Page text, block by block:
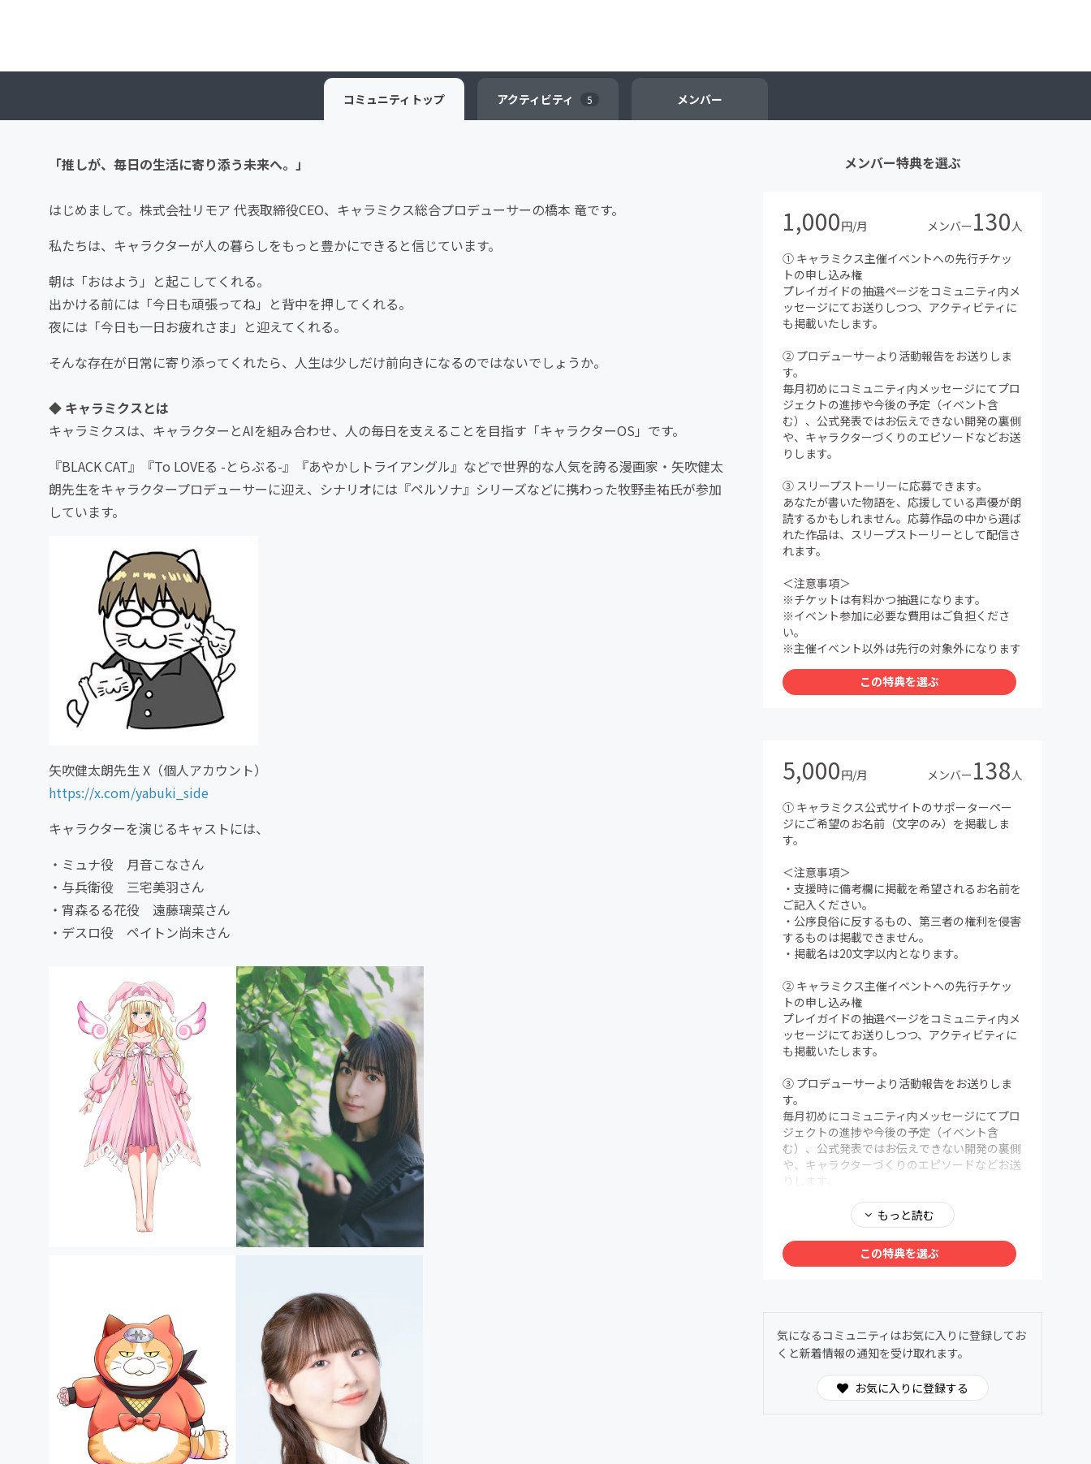
コミュニティ トップ アクティビティ 5 メンバー
「推しが、毎日の生活に寄り添う未来へ。」
はじめまして。株式会社リモア 代表取締役CEO、キャラミクス総合プロデューサーの橋本 竜です。
私たちは、キャラクターが人の暮らしをもっと豊かにできると信じています。
朝は「おはよう」と起こしてくれる。
出かける前には「今日も頑張ってね」と背中を押してくれる。
夜には「今日も一日お疲れさま」と迎えてくれる。
そんな存在が日常に寄り添ってくれたら、人生は少しだけ前向きになるのではないでしょうか。
◆ キャラミクスとは
キャラミクスは、キャラクターとAIを組み合わせ、人の毎日を支えることを目指す「キャラクターOS」です。
『BLACK CAT』『To LOVEる -とらぶる-』『あやかしトライアングル』などで世界的な人気を誇る漫画家・矢吹健太
朗先生をキャラクタープロデューサーに迎え、シナリオには『ペルソナ』シリーズなどに携わった牧野圭祐氏が参加
しています。
矢吹健太朗先生 X（個人アカウント）
https://x.com/yabuki_side
キャラクターを演じるキャストには、
・ミュナ役 月音こなさん
・与兵衛役 三宅美羽さん
・宵森るる花役 遠藤璃菜さん
・デスロ役 ペイトン尚未さん
メンバー特典を選ぶ
1,000円/月 メンバー130 人
① キャラミクス主催イベントへの先行チケッ
トの申し込み権
プレイガイドの抽選ページをコミュニティ内メ
ッセージにてお送りしつつ、アクティビティに
も掲載いたします。
② プロデューサーより活動報告をお送りしま
す。
毎月初めにコミュニティ内メッセージにてプロ
ジェクトの進捗や今後の予定（イベント含
む）、公式発表ではお伝えできない開発の裏側
や、キャラクターづくりのエピソードなどお送
りします。
③ スリープストーリーに応募できます。
あなたが書いた物語を、応援している声優が朗
読するかもしれません。応募作品の中から選ば
れた作品は、スリープストーリーとして配信さ
れます。
＜注意事項＞
※チケットは有料かつ抽選になります。
※イベント参加に必要な費用はご負担くださ
い。
※主催イベント以外は先行の対象外になります
この特典を選ぶ
5,000円/月 メンバー138 人
① キャラミクス公式サイトのサポーターペー
ジにご希望のお名前（文字のみ）を掲載しま
す。
＜注意事項＞
・支援時に備考欄に掲載を希望されるお名前を
ご記入ください。
・公序良俗に反するもの、第三者の権利を侵害
するものは掲載できません。
・掲載名は20文字以内となります。
② キャラミクス主催イベントへの先行チケッ
トの申し込み権
プレイガイドの抽選ページをコミュニティ内メ
ッセージにてお送りしつつ、アクティビティに
も掲載いたします。
③ プロデューサーより活動報告をお送りしま
す。
毎月初めにコミュニティ内メッセージにてプロ
ジェクトの進捗や今後の予定（イベント含
む）、公式発表ではお伝えできない開発の裏側
や、キャラクターづくりのエピソードなどお送
りします。
④ スリープストーリーに応募できます。
あなたが書いた物語を、声優が朗読するかもし
れません。応募作品の中から選ばれた作品は、
スリープストーリーとして配信されます。
に前方席をご案内いたします。
＜注意事項＞
※チケットは有料かつ抽選となります。
※イベント参加に必要な交通費・宿泊費等はご
もっと読む
この特典を選ぶ
気になるコミュニティはお気に入りに登録してお
くと新着情報の通知を受け取れます。
お気に入りに登録する